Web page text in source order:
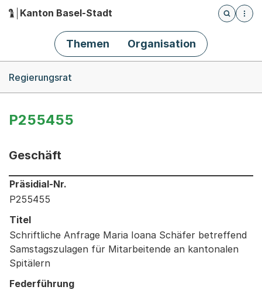
Hauptnavigation
Kanton Basel-Stadt
Öffnet
Themen Organisation
Regierungsrat
P255455
Geschäft
Informationen zum Ausgewählten Geschäft
Präsidial-Nr.
P255455
Titel
Schriftliche Anfrage Maria Ioana Schäfer betreffend
Samstagszulagen für Mitarbeitende an kantonalen
Spitälern
Federführung